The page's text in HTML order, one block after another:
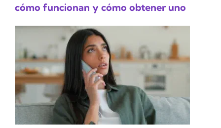
cómo funcionan y cómo obtener uno